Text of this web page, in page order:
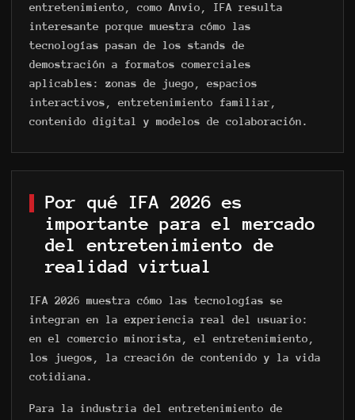
entretenimiento, como Anvio, IFA resulta
interesante porque muestra cómo las
tecnologías pasan de los stands de
demostración a formatos comerciales
aplicables: zonas de juego, espacios
interactivos, entretenimiento familiar,
contenido digital y modelos de colaboración.
Por qué IFA 2026 es
importante para el mercado
del entretenimiento de
realidad virtual
IFA 2026 muestra cómo las tecnologías se
integran en la experiencia real del usuario:
en el comercio minorista, el entretenimiento,
los juegos, la creación de contenido y la vida
cotidiana.
Para la industria del entretenimiento de